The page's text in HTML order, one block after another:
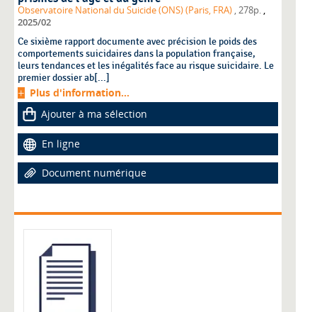
Observatoire National du Suicide (ONS) (Paris, FRA), 278p. ,
2025/02
Ce sixième rapport documente avec précision le poids des
comportements suicidaires dans la population française,
leurs tendances et les inégalités face au risque suicidaire. Le
premier dossier ab[...]
Plus d'information...
Ajouter à ma sélection
En ligne
Document numérique